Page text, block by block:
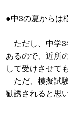
●中3の夏からは
ただし、中学3
あるので、近所
して受けさせて
ただ、模擬試
勧誘されると思